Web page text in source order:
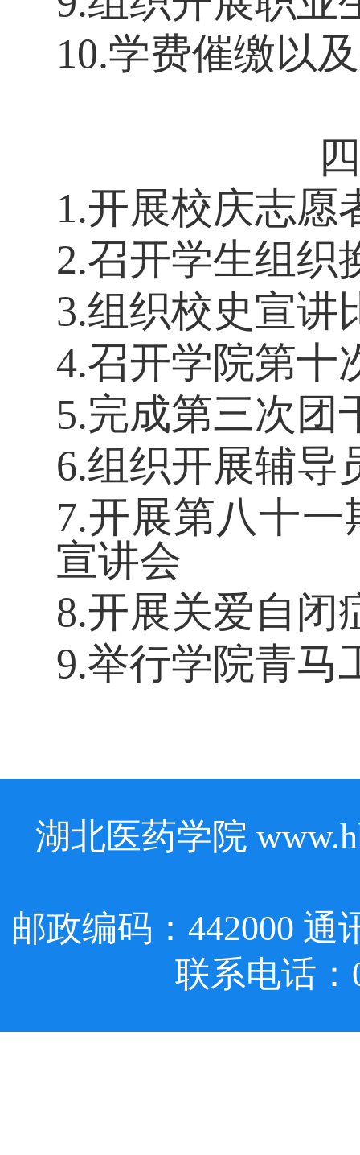
10.学费催缴以
四
1.开展校庆志愿
2.召开学生组织
3.组织校史宣讲
4.召开学院第十
5.完成第三次团
6.组织开展辅导
7.开展第八十
宣讲会
8.开展关爱自闭
9.举行学院青马
湖北医药学院
邮政编码：442000
联系电话：